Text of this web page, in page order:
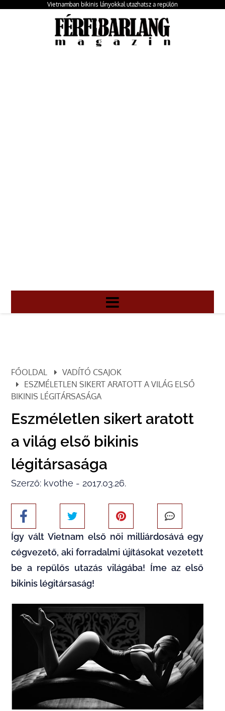
Vietnamban bikinis lányokkal utazhatsz a repülőn
FŐOLDAL
VADÍTÓ CSAJOK
ESZMÉLETLEN SIKERT ARATOTT A VILÁG ELSŐ
BIKINIS LÉGITÁRSASÁGA
Eszméletlen sikert aratott
a világ első bikinis
légitársasága
Szerző: kvothe - 2017.03.26.
Így vált Vietnam első női milliárdosává egy
cégvezető, aki forradalmi újításokat vezetett
be a repülős utazás világába! Íme az első
bikinis légitársaság!